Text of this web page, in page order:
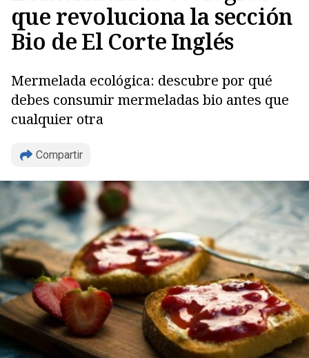
que revoluciona la sección
Bio de El Corte Inglés
Mermelada ecológica: descubre por qué
debes consumir mermeladas bio antes que
cualquier otra
Compartir